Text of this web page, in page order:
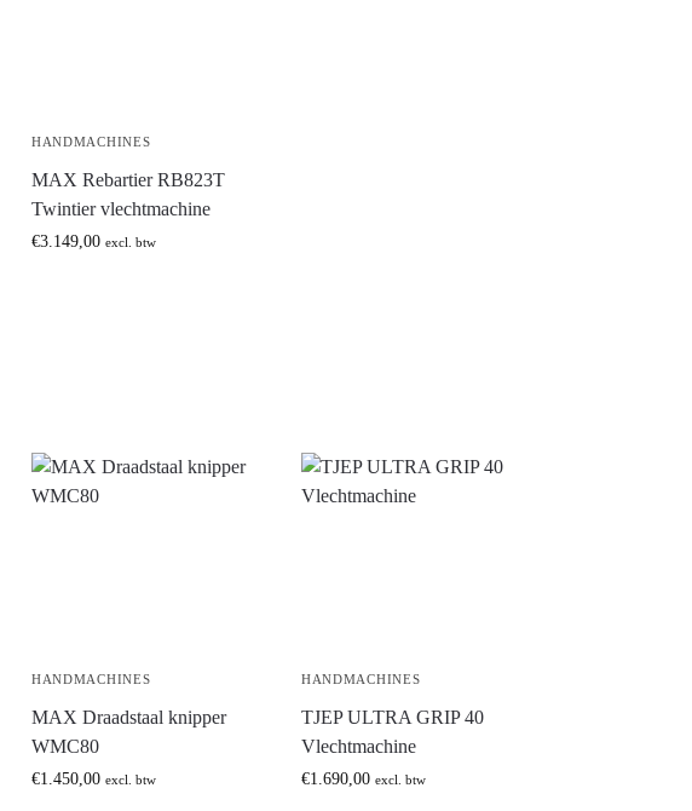
HANDMACHINES
MAX Rebartier RB823T
Twintier vlechtmachine
€3.149,00 excl. btw
HANDMACHINES
MAX Draadstaal knipper
WMC80
€1.450,00 excl. btw
HANDMACHINES
TJEP ULTRA GRIP 40
Vlechtmachine
€1.690,00 excl. btw